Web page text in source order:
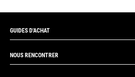
GUIDES D'ACHAT
NOUS RENCONTRER